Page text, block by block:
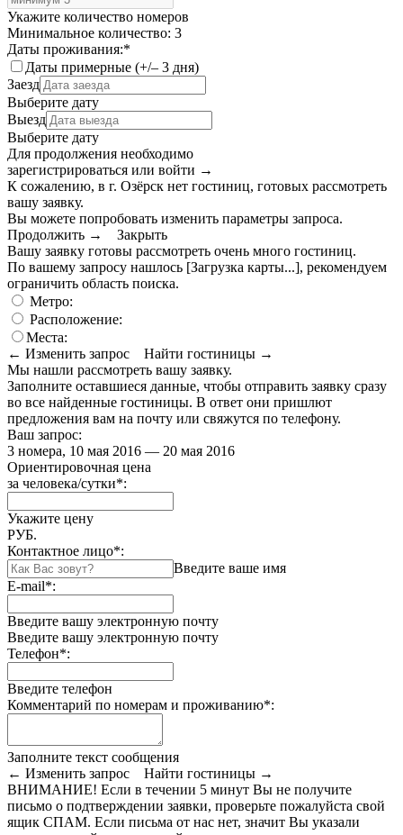
Укажите количество номеров
Минимальное количество: 3
Даты проживания:*
Даты примерные (+/– 3 дня)
Заезд
Выберите дату
Выезд
Выберите дату
Для продолжения необходимо
зарегистрироваться или войти →
К сожалению, в г. Озёрск нет гостиниц, готовых рассмотреть
вашу заявку.
Вы можете попробовать изменить параметры запроса.
Продолжить →
Закрыть
Вашу заявку готовы рассмотреть очень много гостиниц.
По вашему запросу нашлось [Загрузка карты...], рекомендуем
ограничить область поиска.
Метро:
Расположение:
Места:
← Изменить запрос
Найти гостиницы →
Мы нашли рассмотреть вашу заявку.
Заполните оставшиеся данные, чтобы отправить заявку сразу
во все найденные гостиницы. В ответ они пришлют
предложения вам на почту или свяжутся по телефону.
Ваш запрос:
3 номера, 10 мая 2016 — 20 мая 2016
Ориентировочная цена
за человека/сутки*:
Укажите цену
РУБ.
Контактное лицо*:
Введите ваше имя
E-mail*:
Введите вашу электронную почту
Введите вашу электронную почту
Телефон*:
Введите телефон
Комментарий по номерам и проживанию*:
Заполните текст сообщения
← Изменить запрос
Найти гостиницы →
ВНИМАНИЕ! Если в течении 5 минут Вы не получите
письмо о подтверждении заявки, проверьте пожалуйста свой
ящик СПАМ. Если письма от нас нет, значит Вы указали